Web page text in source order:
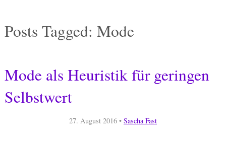
Posts Tagged: Mode
Mode als Heuristik für geringen
Selbstwert
27. August 2016• Sascha Fast